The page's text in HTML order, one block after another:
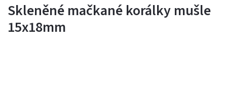
Skleněné mačkané korálky mušle
15x18mm